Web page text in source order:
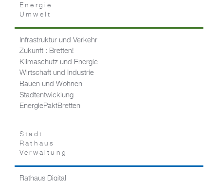
Energie
Umwelt
Infrastruktur und Verkehr
Zukunft : Bretten!
Klimaschutz und Energie
Wirtschaft und Industrie
Bauen und Wohnen
Stadtentwicklung
EnergiePaktBretten
Stadt
Rathaus
Verwaltung
Rathaus Digital